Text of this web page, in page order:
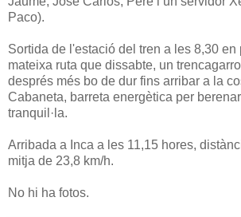
Paco).
Sortida de l'estació del tren a les 8,30 en
mateixa ruta que dissabte, un
després més bo de dur fins arribar a la
Cabaneta, barreta energètica per
tranquil·la.
Arribada a Inca a les 11,15 hores,
mitja de 23,8 km/h.
No hi ha fotos.